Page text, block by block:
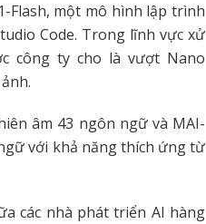
Flash, một mô hình lập trình
Code. Trong lĩnh vực xử
công ty cho là vượt Nano
âm 43 ngôn ngữ và MAI-
với khả năng thích ứng từ
các nhà phát triển AI hàng